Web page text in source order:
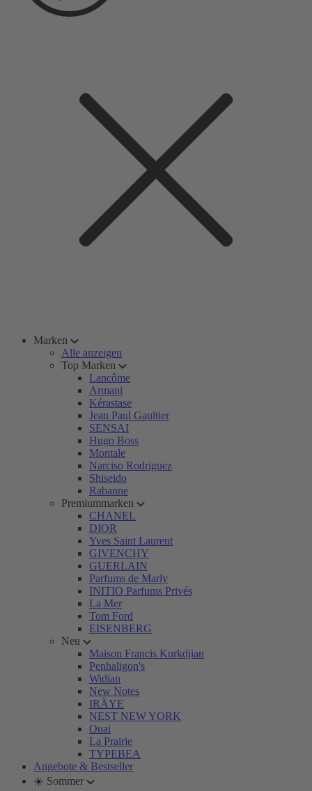
Marken
Alle anzeigen
Top Marken
Lancôme
Armani
Kérastase
Jean Paul Gaultier
SENSAI
Hugo Boss
Montale
Narciso Rodriguez
Shiseido
Rabanne
Premiummarken
CHANEL
DIOR
Yves Saint Laurent
GIVENCHY
GUERLAIN
Parfums de Marly
INITIO Parfums Privés
La Mer
Tom Ford
EISENBERG
Neu
Maison Francis Kurkdjian
Penhaligon's
Widian
New Notes
IRÄYE
NEST NEW YORK
Ouai
La Prairie
TYPEBEA
Angebote & Bestseller
☀️ Sommer